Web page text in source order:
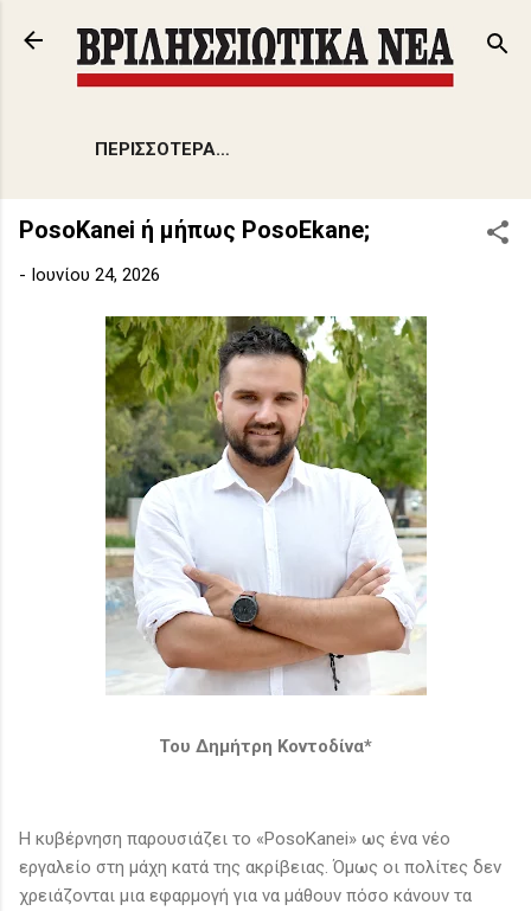
Μετάβαση στο κύριο περιεχόμενο
ΠΕΡΙΣΣΌΤΕΡΑ…
PosoKanei ή μήπως PosoEkane;
- Ιουνίου 24, 2026
Του Δημήτρη Κοντοδίνα*
Η κυβέρνηση παρουσιάζει το «PosoKanei» ως ένα νέο
εργαλείο στη μάχη κατά της ακρίβειας. Όμως οι πολίτες δεν
χρειάζονται μια εφαρμογή για να μάθουν πόσο κάνουν τα